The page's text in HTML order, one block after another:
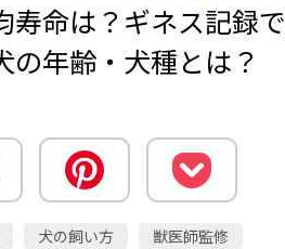
寿命は？ギネス記録で
年齢・犬種とは？
犬の飼い方 獣医師監修